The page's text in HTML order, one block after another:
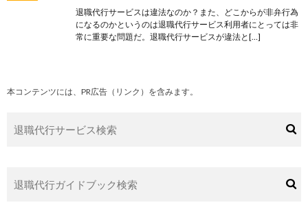
退職代行サービスは違法なのか？また、どこからが非弁行為
になるのかというのは退職代行サービス利用者にとっては非
常に重要な問題だ。退職代行サービスが違法と[…]
本コンテンツには、PR広告（リンク）を含みます。